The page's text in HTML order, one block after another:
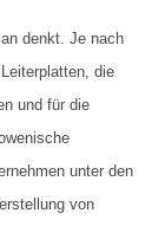
denkt. Je nach
die
und für die
unter den
von